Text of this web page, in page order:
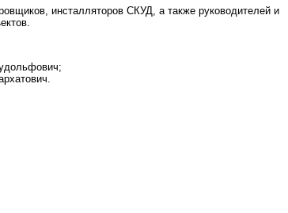
инсталляторов СКУД, а также руководителей и